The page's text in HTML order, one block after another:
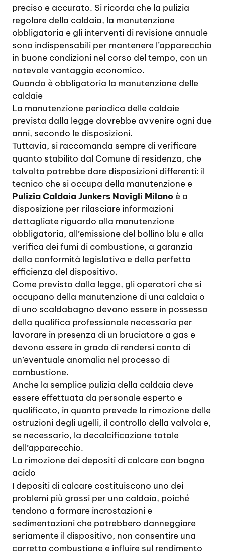
preciso e accurato. Si ricorda che la pulizia
regolare della caldaia, la manutenzione
obbligatoria e gli interventi di revisione annuale
sono indispensabili per mantenere l’apparecchio
in buone condizioni nel corso del tempo, con un
notevole vantaggio economico.
Quando è obbligatoria la manutenzione delle
caldaie
La manutenzione periodica delle caldaie
prevista dalla legge dovrebbe avvenire ogni due
anni, secondo le disposizioni.
Tuttavia, si raccomanda sempre di verificare
quanto stabilito dal Comune di residenza, che
talvolta potrebbe dare disposizioni differenti: il
tecnico che si occupa della manutenzione e
Pulizia Caldaia Junkers Navigli Milano è a
disposizione per rilasciare informazioni
dettagliate riguardo alla manutenzione
obbligatoria, all’emissione del bollino blu e alla
verifica dei fumi di combustione, a garanzia
della conformità legislativa e della perfetta
efficienza del dispositivo.
Come previsto dalla legge, gli operatori che si
occupano della manutenzione di una caldaia o
di uno scaldabagno devono essere in possesso
della qualifica professionale necessaria per
lavorare in presenza di un bruciatore a gas e
devono essere in grado di rendersi conto di
un’eventuale anomalia nel processo di
combustione.
Anche la semplice pulizia della caldaia deve
essere effettuata da personale esperto e
qualificato, in quanto prevede la rimozione delle
ostruzioni degli ugelli, il controllo della valvola e,
se necessario, la decalcificazione totale
dell’apparecchio.
La rimozione dei depositi di calcare con bagno
acido
I depositi di calcare costituiscono uno dei
problemi più grossi per una caldaia, poiché
tendono a formare incrostazioni e
sedimentazioni che potrebbero danneggiare
seriamente il dispositivo, non consentire una
corretta combustione e influire sul rendimento